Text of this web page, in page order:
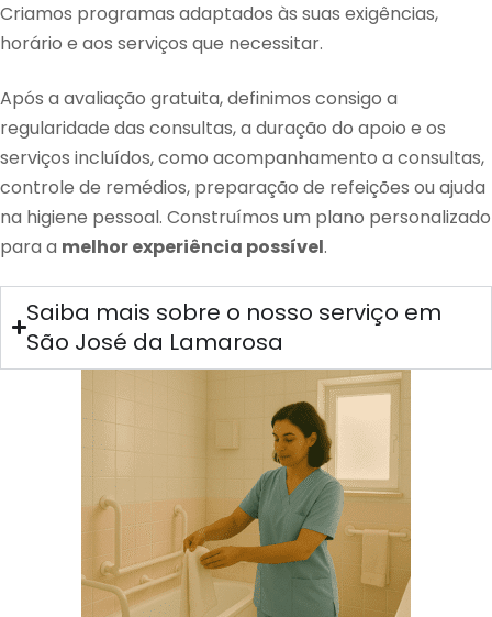
Criamos programas adaptados às suas exigências,
horário e aos serviços que necessitar.
Após a avaliação gratuita, definimos consigo a
regularidade das consultas, a duração do apoio e os
serviços incluídos, como acompanhamento a consultas,
controle de remédios, preparação de refeições ou ajuda
na higiene pessoal. Construímos um plano personalizado
para a melhor experiência possível.
Saiba mais sobre o nosso serviço em
São José da Lamarosa